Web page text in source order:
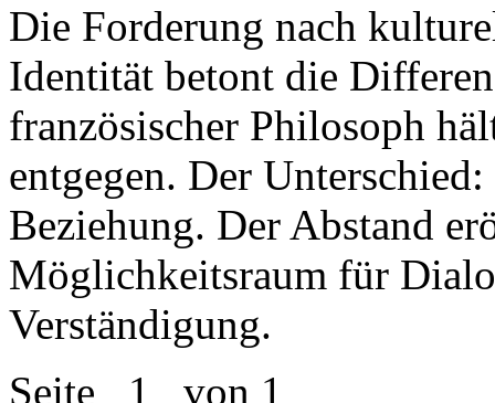
Die Forderung nach
Identität betont die
französischer Philosoph
entgegen. Der
Beziehung. Der Abstand
Möglichkeitsraum für
Verständigung.
Seite 1 von 1